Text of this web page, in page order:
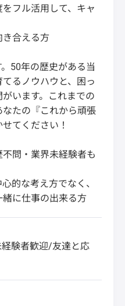
フル活用して、キャ
き合える方
50年の歴史がある当
るノウハウと、困っ
います。これまでの
たの『これから頑張
てください！
問・業界未経験者も
的な考え方でなく、
に仕事の出来る方
験者歓迎/友達と応